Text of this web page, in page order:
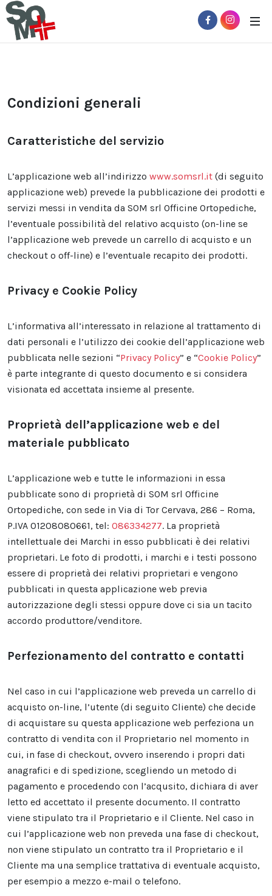
Condizioni generali
Caratteristiche del servizio
L’applicazione web all’indirizzo www.somsrl.it (di seguito
applicazione web) prevede la pubblicazione dei prodotti e
servizi messi in vendita da SOM srl Officine Ortopediche,
l’eventuale possibilità del relativo acquisto (on-line se
l’applicazione web prevede un carrello di acquisto e un
checkout o off-line) e l’eventuale recapito dei prodotti.
Privacy e Cookie Policy
L’informativa all’interessato in relazione al trattamento di
dati personali e l’utilizzo dei cookie dell’applicazione web
pubblicata nelle sezioni “Privacy Policy” e “Cookie Policy”
è parte integrante di questo documento e si considera
visionata ed accettata insieme al presente.
Proprietà dell’applicazione web e del
materiale pubblicato
L’applicazione web e tutte le informazioni in essa
pubblicate sono di proprietà di SOM srl Officine
Ortopediche, con sede in Via di Tor Cervava, 286 – Roma,
P.IVA 01208080661, tel: 086334277. La proprietà
intellettuale dei Marchi in esso pubblicati è dei relativi
proprietari. Le foto di prodotti, i marchi e i testi possono
essere di proprietà dei relativi proprietari e vengono
pubblicati in questa applicazione web previa
autorizzazione degli stessi oppure dove ci sia un tacito
accordo produttore/venditore.
Perfezionamento del contratto e contatti
Nel caso in cui l’applicazione web preveda un carrello di
acquisto on-line, l’utente (di seguito Cliente) che decide
di acquistare su questa applicazione web perfeziona un
contratto di vendita con il Proprietario nel momento in
cui, in fase di checkout, ovvero inserendo i propri dati
anagrafici e di spedizione, scegliendo un metodo di
pagamento e procedendo con l’acqusito, dichiara di aver
letto ed accettato il presente documento. Il contratto
viene stipulato tra il Proprietario e il Cliente. Nel caso in
cui l’applicazione web non preveda una fase di checkout,
non viene stipulato un contratto tra il Proprietario e il
Cliente ma una semplice trattativa di eventuale acquisto,
per esempio a mezzo e-mail o telefono.